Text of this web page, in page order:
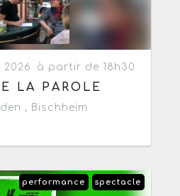
2026 à partir de 18h30
LA PAROLE
, Bischheim
spectacle
performance